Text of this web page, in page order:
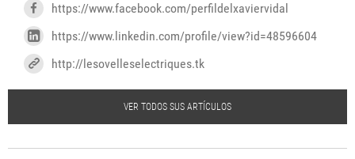
https://www.facebook.com/perfildelxaviervidal
https://www.linkedin.com/profile/view?id=48596604
http://lesovelleselectriques.tk
VER TODOS SUS ARTÍCULOS